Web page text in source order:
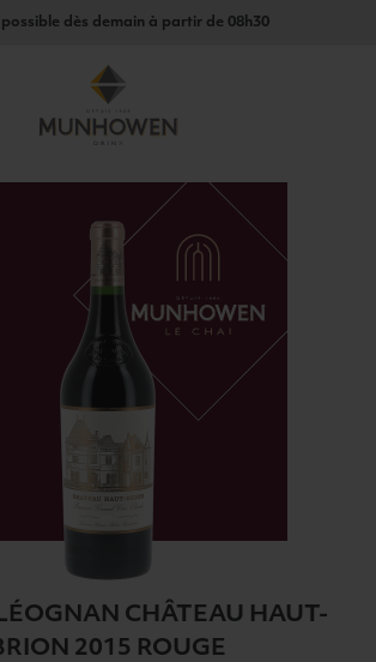
possible dès demain à partir de 08h30
CHÂTEAU HAUT-
2015 ROUGE